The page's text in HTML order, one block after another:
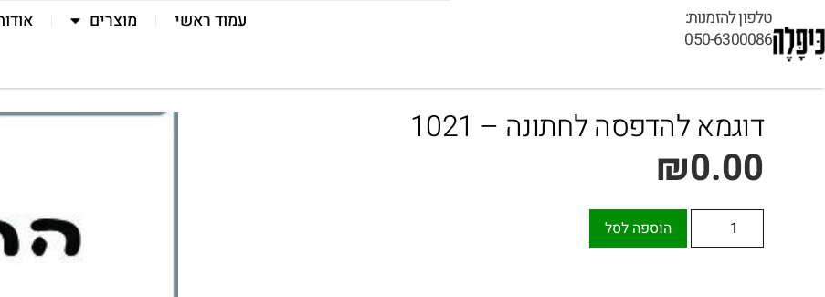
טלפון להזמנות:
050-6300086
עמוד ראשי מוצרים
דוגמא להדפסה לחתונה – 1021
₪0.00
הוספה לסל